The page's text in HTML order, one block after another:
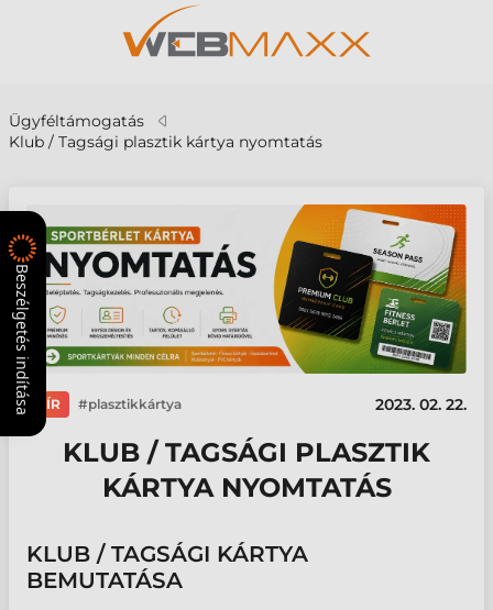
Ügyféltámogatás
Klub / Tagsági plasztik kártya nyomtatás
HÍR plasztikkártya 2023. 02. 22.
KLUB / TAGSÁGI PLASZTIK
KÁRTYA NYOMTATÁS
KLUB / TAGSÁGI KÁRTYA
BEMUTATÁSA
Beszélgetés indítása